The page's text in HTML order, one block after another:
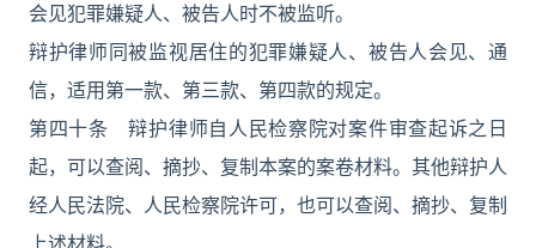
会见犯罪嫌疑人、被告人时不被监听。
辩护律师同被监视居住的犯罪嫌疑人、被告人会见、通
信，适用第一款、第三款、第四款的规定。
第四十条 辩护律师自人民检察院对案件审查起诉之日
起，可以查阅、摘抄、复制本案的案卷材料。其他辩护人
经人民法院、人民检察院许可，也可以查阅、摘抄、复制
上述材料。